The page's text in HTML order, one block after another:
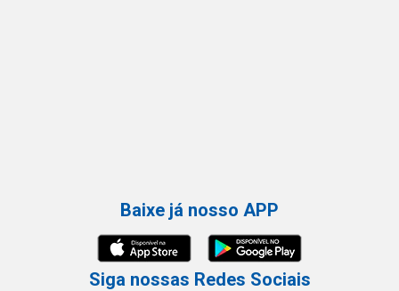
Baixe já nosso APP
Siga nossas Redes Sociais